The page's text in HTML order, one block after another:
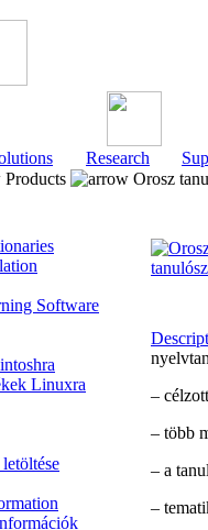
Research
Products Orosz
Software
Linuxra
–
– több
– a
–